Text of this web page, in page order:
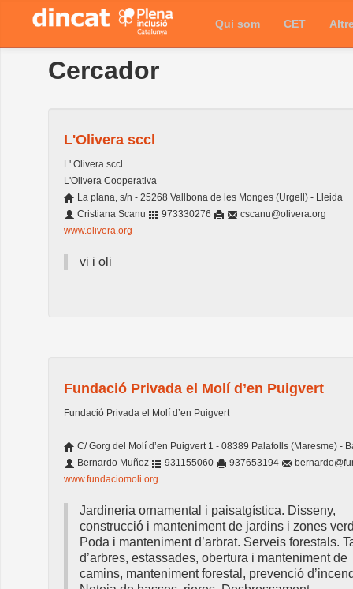
Qui som CET
Cercador
L'Olivera sccl
L' Olivera sccl
L'Olivera Cooperativa
La plana, s/n - 25268 Vallbona de les Monges (Urgell) - Lleida
Cristiana Scanu
973330276
cscanu@olivera.org
www.olivera.org
vi i oli
Fundació Privada el Molí d’en Puigvert
Fundació Privada el Molí d’en Puigvert
C/ Gorg del Molí d’en Puigvert 1 - 08389 Palafolls (Maresme) -
Bernardo Muñoz
931155060 937653194
www.fundaciomoli.org
Jardineria ornamental i paisatgística. Disseny,
construcció i manteniment de jardins i zones
Poda i manteniment d’arbrat. Serveis forestals.
d’arbres, estassades, obertura i manteniment de
camins, manteniment forestal, prevenció